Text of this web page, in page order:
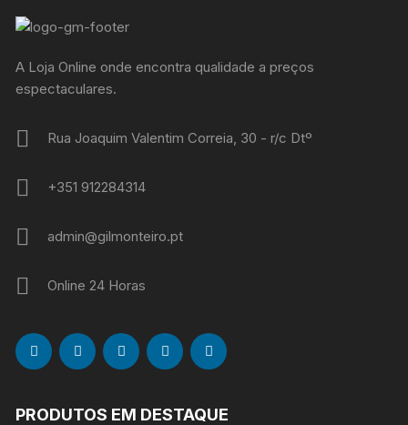
A Loja Online onde encontra qualidade a preços
espectaculares.
Rua Joaquim Valentim Correia, 30 - r/c Dtº
+351 912284314
admin@gilmonteiro.pt
Online 24 Horas
PRODUTOS EM DESTAQUE